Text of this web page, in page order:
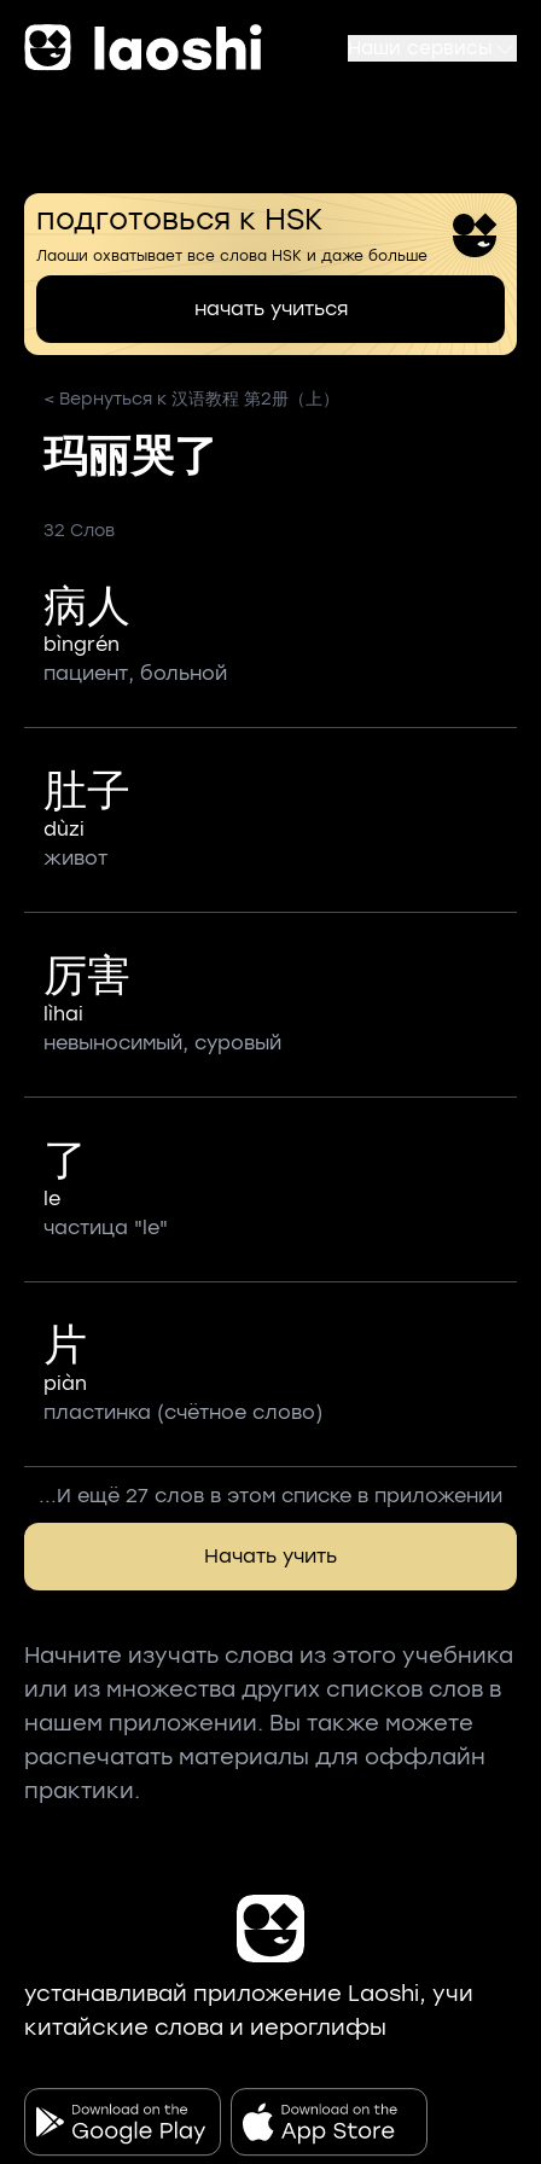
подготовься к HSK
Лаоши охватывает все слова HSK и даже больше
начать учиться
< Вернуться к 汉语教程 第2册（上）
玛丽哭了
32 Слов
病人
bìngrén
пациент, больной
肚子
dùzi
живот
厉害
lìhai
невыносимый, суровый
了
le
частица "le"
片
piàn
пластинка (счётное слово)
...И ещё 27 слов в этом списке в приложении
Начать учить
Начните изучать слова из этого учебника
или из множества других списков слов в
нашем приложении. Вы также можете
распечатать материалы для оффлайн
практики.
устанавливай приложение Laoshi, учи
китайские слова и иероглифы